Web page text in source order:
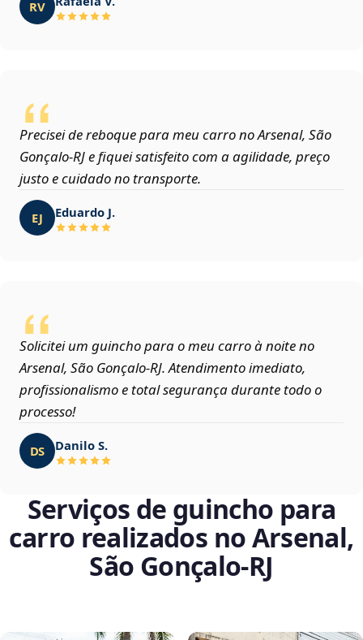
RV
Precisei de reboque para meu carro no Arsenal, São
Gonçalo‑RJ e fiquei satisfeito com a agilidade, preço
justo e cuidado no transporte.
EJ Eduardo J.
Solicitei um guincho para o meu carro à noite no
Arsenal, São Gonçalo‑RJ. Atendimento imediato,
profissionalismo e total segurança durante todo o
processo!
DS Danilo S.
Serviços de guincho para
carro realizados no Arsenal,
São Gonçalo‑RJ